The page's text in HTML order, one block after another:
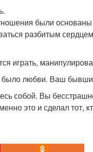
были
разбитым
играть,
любви. Ваш
собой. Вы
это и сделал тот,